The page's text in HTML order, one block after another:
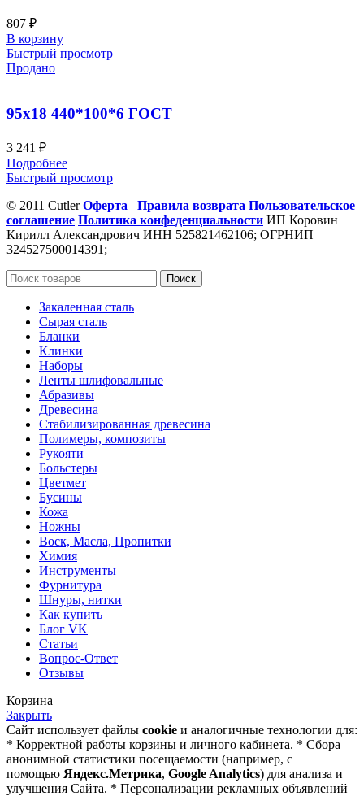
807 ₽
В корзину
Быстрый просмотр
Продано
95х18 440*100*6 ГОСТ
3 241 ₽
Подробнее
Быстрый просмотр
© 2011 CutlerОферта Правила возврата Пользовательское
соглашение Политика конфеденциальности ИП Коровин
Кирилл Александрович ИНН 525821462106; ОГРНИП
324527500014391;
Поиск
Закаленная сталь
Сырая сталь
Бланки
Клинки
Наборы
Ленты шлифовальные
Абразивы
Древесина
Стабилизированная древесина
Полимеры, композиты
Рукояти
Больстеры
Цветмет
Бусины
Кожа
Ножны
Воск, Масла, Пропитки
Химия
Инструменты
Фурнитура
Шнуры, нитки
Как купить
Блог VK
Статьи
Вопрос-Ответ
Отзывы
Корзина
Закрыть
Сайт использует файлы cookie и аналогичные технологии для:
* Корректной работы корзины и личного кабинета. * Сбора
анонимной статистики посещаемости (например, с
помощью Яндекс.Метрика, Google Analytics) для анализа и
улучшения Сайта. * Персонализации рекламных объявлений